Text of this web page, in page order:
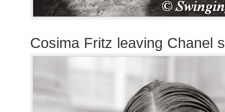
Cosima Fritz leaving Chanel